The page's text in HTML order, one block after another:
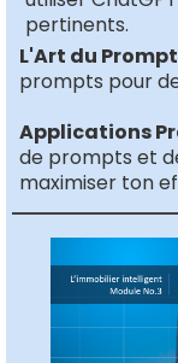
pertinents.
L'Art du
prompts pour
Applications
de prompts et
maximiser ton